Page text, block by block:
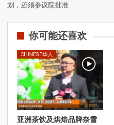
划，还须参议院批准
你可能还喜欢
CHINESE华人
亚洲茶饮及烘焙品牌奈雪